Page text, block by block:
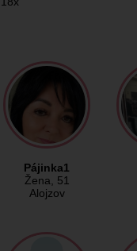
Pájinka1
Žena, 51
Alojzov